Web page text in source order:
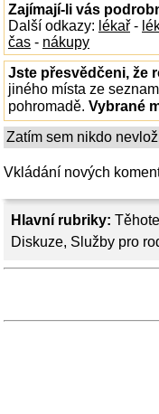
Hlavní rubriky:
Diskuze, Služby pro
Zajímají-li vás
Další odkazy: lékař -
čas - nákupy
Jste přesvědčeni, že
jiného místa ze
pohromadě. Vybrané
Zatím sem nikdo
Vkládání nových